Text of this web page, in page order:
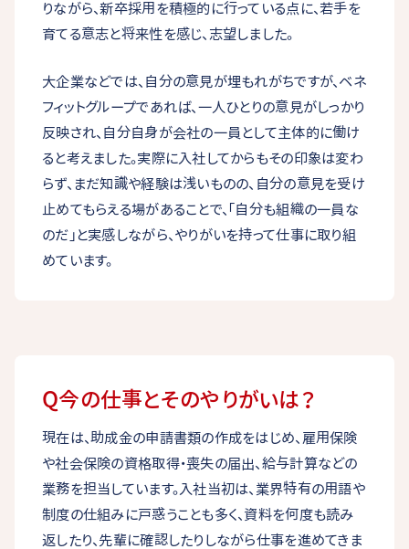
りながら、新卒採用を積極的に行っている点に、若手を
育てる意志と将来性を感じ、志望しました。
大企業などでは、自分の意見が埋もれがちですが、ベネ
フィットグループであれば、一人ひとりの意見がしっかり
反映され、自分自身が会社の一員として主体的に働け
ると考えました。実際に入社してからもその印象は変わ
らず、まだ知識や経験は浅いものの、自分の意見を受け
止めてもらえる場があることで、「自分も組織の一員な
のだ」と実感しながら、やりがいを持って仕事に取り組
めています。
Q今の仕事とそのやりがいは？
現在は、助成金の申請書類の作成をはじめ、雇用保険
や社会保険の資格取得・喪失の届出、給与計算などの
業務を担当しています。入社当初は、業界特有の用語や
制度の仕組みに戸惑うことも多く、資料を何度も読み
返したり、先輩に確認したりしながら仕事を進めてきま